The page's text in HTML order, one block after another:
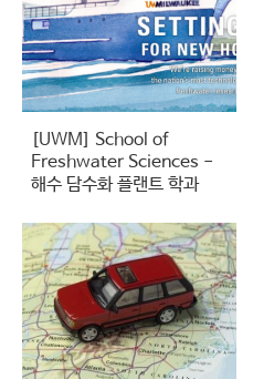
[UWM] School of
Freshwater Sciences -
해수 담수화 플랜트 학과